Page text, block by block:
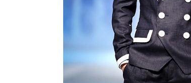
앙드레김 패션쇼